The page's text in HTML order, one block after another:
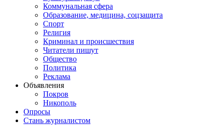
Коммунальная сфера
Образование, медицина, соцзащита
Спорт
Религия
Криминал и происшествия
Читатели пишут
Общество
Политика
Реклама
Объявления
Покров
Никополь
Опросы
Стань журналистом